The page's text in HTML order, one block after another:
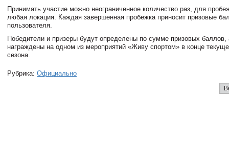
Принимать участие можно неограниченное количество раз, для
любая локация. Каждая завершенная пробежка приносит призовые
пользователя.
Победители и призеры будут определены по сумме призовых баллов,
награждены на одном из мероприятий «Живу спортом» в конце
сезона.
Рубрика: Официально